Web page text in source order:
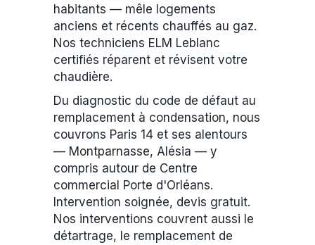
habitants — mêle logements
anciens et récents chauffés au gaz.
Nos techniciens ELM Leblanc
certifiés réparent et révisent votre
chaudière.
Du diagnostic du code de défaut au
remplacement à condensation, nous
couvrons Paris 14 et ses alentours
— Montparnasse, Alésia — y
compris autour de Centre
commercial Porte d'Orléans.
Intervention soignée, devis gratuit.
Nos interventions couvrent aussi le
détartrage, le remplacement de